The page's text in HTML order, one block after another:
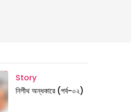
Story
নিশীথ অন্ধকারে (পর্ব-০২)